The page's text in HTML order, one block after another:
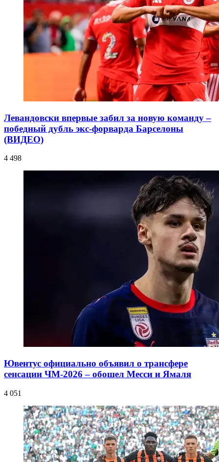
Левандовски впервые забил за новую команду –
победный дубль экс-форварда Барселоны
(ВИДЕО)
4 498
Ювентус официально объявил о трансфере
сенсации ЧМ-2026 – обошел Месси и Ямаля
4 051